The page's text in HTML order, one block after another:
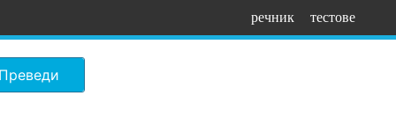
речник тестове
Преведи